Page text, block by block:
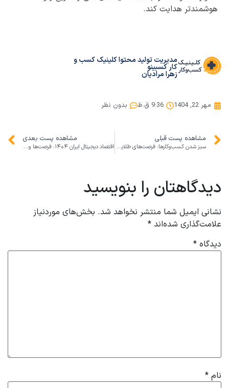
هوشمندتر هدایت کند.
مدیریت تولید محتوا کلینیک کسب و
کار کسبینو
زهرا مرادیان
مهر 22, 1404 9:36 ق.ظ بدون نظر
مشاهده پست قبلی
سبز شدن کسب‌وکارها: فرصت‌های طلایی برای برندهای پایدار در ایران و جهان
مشاهده پست بعدی
اقتصاد دیجیتال ایران ۱۴۰۴: فرصت‌ها و چالش‌های رشد استارتاپ‌ها در خاورمیانه
دیدگاهتان را بنویسید
نشانی ایمیل شما منتشر نخواهد شد. بخش‌های موردنیاز
علامت‌گذاری شده‌اند *
دیدگاه *
نام *